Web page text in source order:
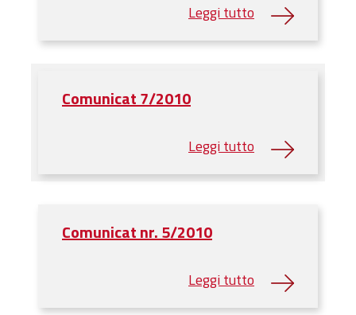
Parohiilor
Comunicat 7/2010
Comunicat nr. 5/2010